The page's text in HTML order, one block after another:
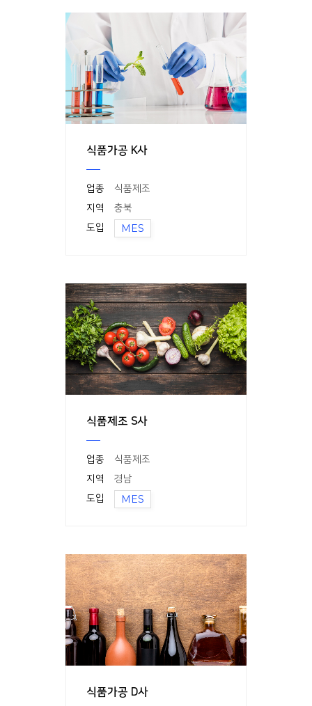
식품가공 K사
업종
식품제조
지역
충북
도입
MES
식품제조 S사
업종
식품제조
지역
경남
도입
MES
식품가공 D사